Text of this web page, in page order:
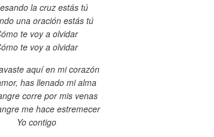
la cruz estás tú
una oración estás tú
te voy a olvidar
te voy a olvidar
aquí en mi corazón
has llenado mi alma
corre por mis venas
me hace estremecer
Yo contigo